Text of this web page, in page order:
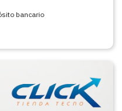
bancario